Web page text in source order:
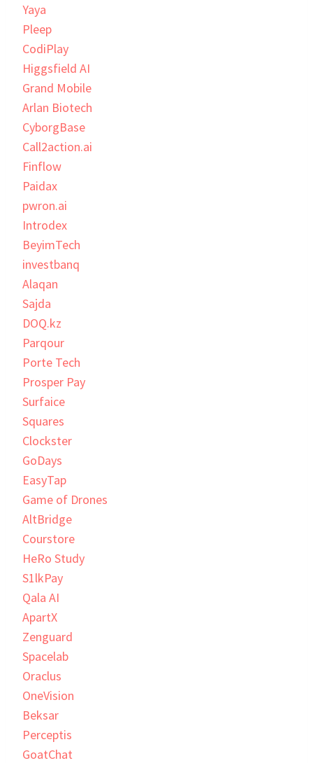
Yaya
Pleep
CodiPlay
Higgsfield AI
Grand Mobile
Arlan Biotech
CyborgBase
Call2action.ai
Finflow
Paidax
pwron.ai
Introdex
BeyimTech
investbanq
Alaqan
Sajda
DOQ.kz
Parqour
Porte Tech
Prosper Pay
Surfaice
Squares
Clockster
GoDays
EasyTap
Game of Drones
AltBridge
Courstore
HeRo Study
S1lkPay
Qala AI
ApartX
Zenguard
Spacelab
Oraclus
OneVision
Beksar
Perceptis
GoatChat